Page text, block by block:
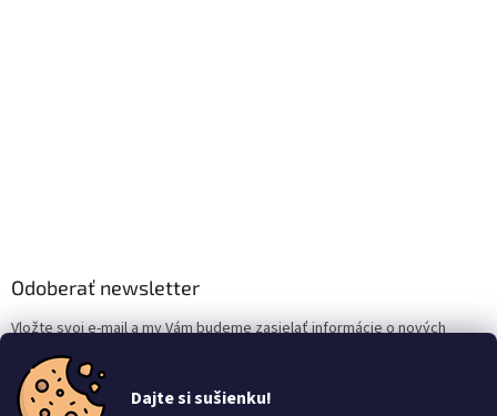
Dajte si sušienku!
Odoberať newsletter
Vložte svoj e-mail a my Vám budeme zasielať informácie o nových
produktoch na našom e-shope.
Email